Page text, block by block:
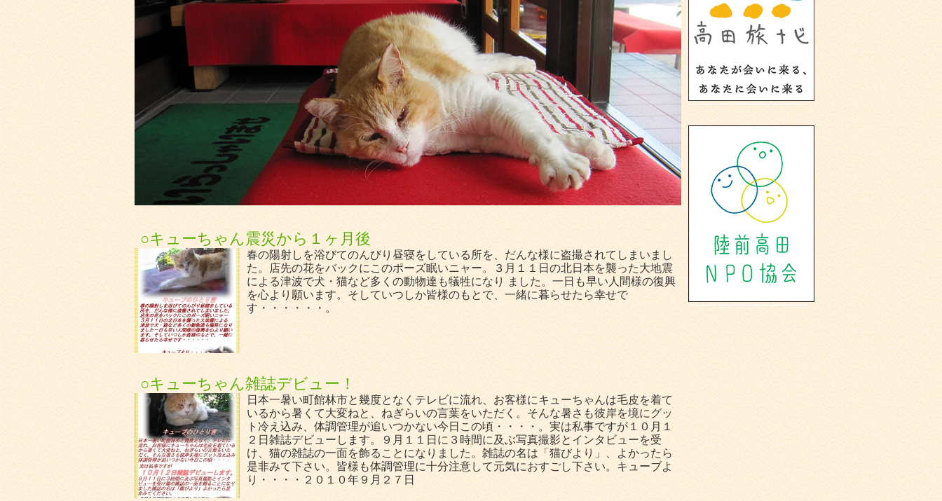
○キューちゃん震災から１ヶ月後
春の陽射しを浴びてのんびり昼寝をしている所を、だんな様に盗撮されてしまいまし
た。店先の花をバックにこのポーズ眠いニャー。３月１１日の北日本を襲った大地震
による津波で犬・猫など多くの動物達も犠牲になり ました。一日も早い人間様の復興
を心より願います。そしていつしか皆様のもとで、一緒に暮らせたら幸せで
す・・・・・・。
○キューちゃん雑誌デビュー！
日本一暑い町館林市と幾度となくテレビに流れ、お客様にキューちゃんは毛皮を着て
いるから暑くて大変ねと、ねぎらいの言葉をいただく。そんな暑さも彼岸を境にグッ
ト冷え込み、体調管理が追いつかない今日この頃・・・・。実は私事ですが１０月１
２日雑誌デビューします。９月１１日に３時間に及ぶ写真撮影とインタビューを受
け、猫の雑誌の一面を飾ることになりました。雑誌の名は「猫びより」、よかったら
是非みて下さい。皆様も体調管理に十分注意して元気におすごし下さい。キューブよ
り・・・・２０１０年９月２７日